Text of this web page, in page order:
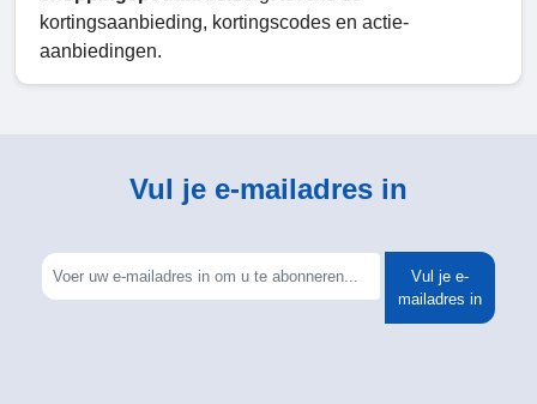
kortingsaanbieding, kortingscodes en actie-
aanbiedingen.
Vul je e-mailadres in
Vul je e-
mailadres in